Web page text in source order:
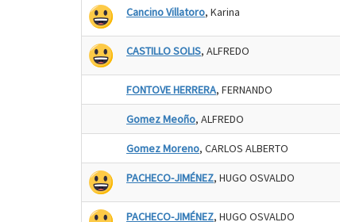
Cancino Villatoro, Karina
CASTILLO SOLIS, ALFREDO
FONTOVE HERRERA, FERNANDO
Gomez Meoño, ALFREDO
Gomez Moreno, CARLOS ALBERTO
PACHECO-JIMÉNEZ, HUGO OSVALDO
PACHECO-JIMÉNEZ, HUGO OSVALDO